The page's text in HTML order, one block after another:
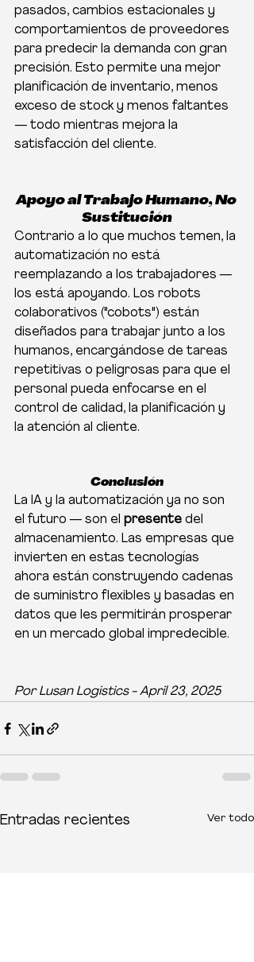
pasados, cambios estacionales y
comportamientos de proveedores
para predecir la demanda con gran
precisión. Esto permite una mejor
planificación de inventario, menos
exceso de stock y menos faltantes
— todo mientras mejora la
satisfacción del cliente.
Apoyo al Trabajo Humano, No
Sustitución
Contrario a lo que muchos temen, la
automatización no está
reemplazando a los trabajadores —
los está apoyando. Los robots
colaborativos ("cobots") están
diseñados para trabajar junto a los
humanos, encargándose de tareas
repetitivas o peligrosas para que el
personal pueda enfocarse en el
control de calidad, la planificación y
la atención al cliente.
Conclusión
La IA y la automatización ya no son
el futuro — son el presente del
almacenamiento. Las empresas que
invierten en estas tecnologías
ahora están construyendo cadenas
de suministro flexibles y basadas en
datos que les permitirán prosperar
en un mercado global impredecible.
Por Lusan Logistics - April 23, 2025
Entradas recientes Ver todo